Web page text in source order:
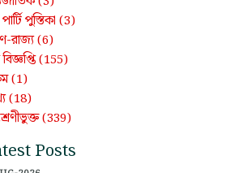
পার্টি পুস্তিকা (3)
রাজ্য(6)
(155)
(1)
(18)
(339)
Posts